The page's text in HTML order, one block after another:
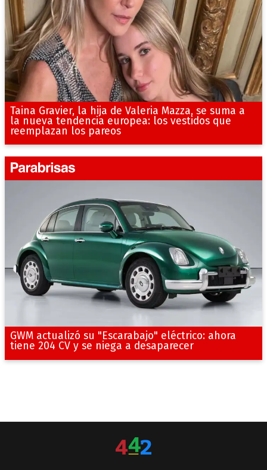
Taina Gravier, la hija de Valeria Mazza, se suma a
la nueva tendencia europea: los vestidos que
reemplazan los pareos
GWM actualizó su "Escarabajo" eléctrico: ahora
tiene 204 CV y se niega a desaparecer